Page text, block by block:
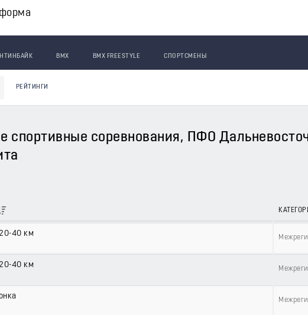
BMX BMX FREESTYLE СПОРТСМЕНЫ
РЕЙТИНГИ
спортивные соревнования, ПФО
40 км
40 км